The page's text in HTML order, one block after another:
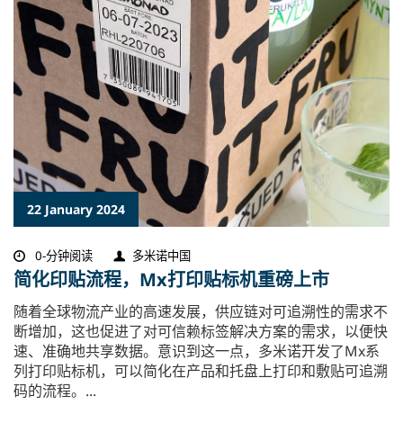
22 January 2024
0-分钟阅读 多米诺中国
简化印贴流程，Mx打印贴标机重磅上市
随着全球物流产业的高速发展，供应链对可追溯性的需求不
断增加，这也促进了对可信赖标签解决方案的需求，以便快
速、准确地共享数据。意识到这一点，多米诺开发了Mx系
列打印贴标机，可以简化在产品和托盘上打印和敷贴可追溯
码的流程。...